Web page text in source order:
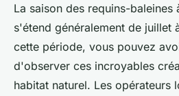
La saison des requins-baleines
s'étend généralement de juillet
cette période, vous pouvez
d'observer ces incroyables
habitat naturel. Les opérateurs